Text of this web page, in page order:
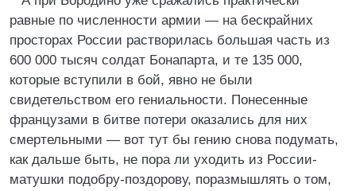
равные по численности армии — на бескрайних
просторах России растворилась большая часть из
600 000 тысяч солдат Бонапарта, и те 135 000,
которые вступили в бой, явно не были
свидетельством его гениальности. Понесенные
французами в битве потери оказались для них
смертельными — вот тут бы гению снова подумать,
как дальше быть, не пора ли уходить из России-
матушки подобру-поздорову, поразмышлять о том,